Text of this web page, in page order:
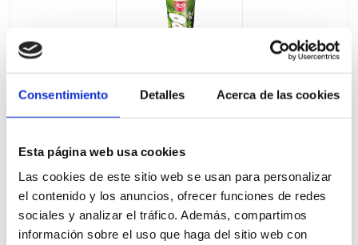
Consentimiento Detalles Acerca de las cookies
Esta página web usa cookies
Las cookies de este sitio web se usan para personalizar
el contenido y los anuncios, ofrecer funciones de redes
sociales y analizar el tráfico. Además, compartimos
información sobre el uso que haga del sitio web con
Calippo Lima Limón 24Ux105ML
40128